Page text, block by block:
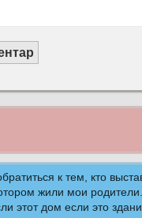
к тем, кто
жили мои
этот дом если это